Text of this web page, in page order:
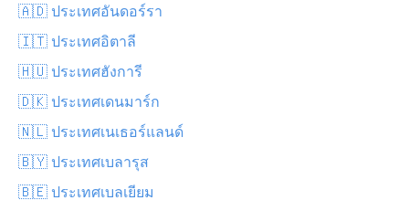
🇦🇩 ประเทศอันดอร์รา
🇮🇹 ประเทศอิตาลี
🇭🇺 ประเทศฮังการี
🇩🇰 ประเทศเดนมาร์ก
🇳🇱 ประเทศเนเธอร์แลนด์
🇧🇾 ประเทศเบลารุส
🇧🇪 ประเทศเบลเยียม